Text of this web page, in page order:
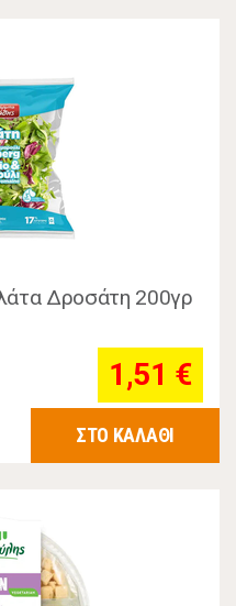
Δροσάτη 200γρ
1,51 €
ΣΤΟ ΚΑΛΑΘΙ